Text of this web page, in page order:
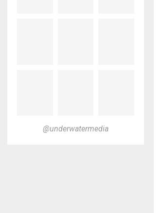
@underwatermedia